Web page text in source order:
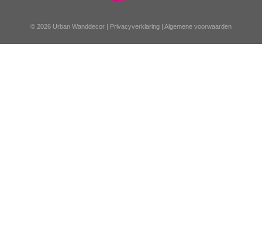
© 2026 Urban Wanddecor | Privacyverklaring | Algemene voorwaarden